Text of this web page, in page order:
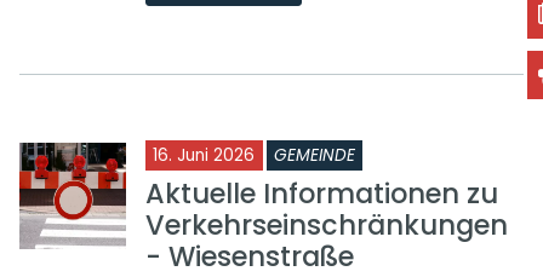
16. Juni 2026 GEMEINDE
Aktuelle Informationen zu
Verkehrseinschränkungen
- Wiesenstraße